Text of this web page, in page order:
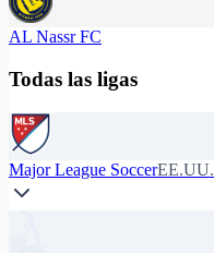
AL Nassr FC
Todas las ligas
Major League SoccerEE.UU.